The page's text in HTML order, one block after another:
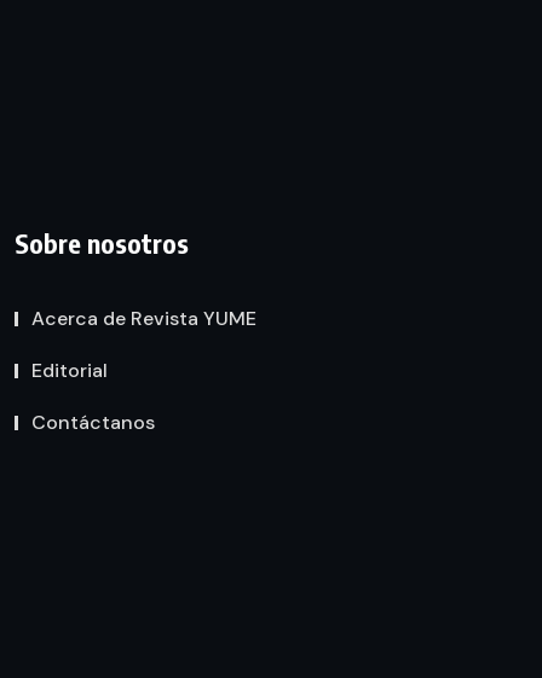
Sobre nosotros
Acerca de Revista YUME
Editorial
Contáctanos